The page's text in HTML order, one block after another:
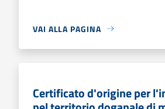
VAI ALLA PAGINA
Certificato d'origine per